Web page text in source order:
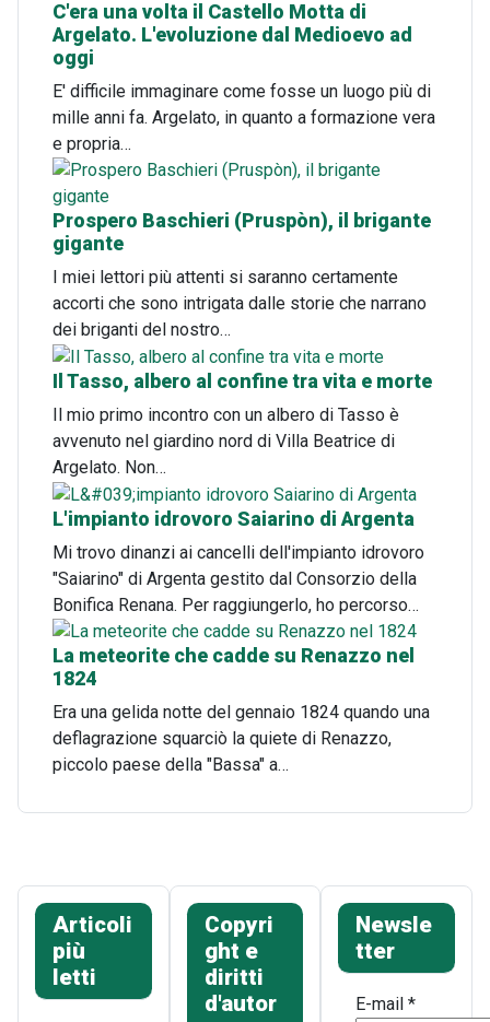
C'era una volta il Castello Motta di
Argelato. L'evoluzione dal Medioevo ad
oggi
E' difficile immaginare come fosse un luogo più di
mille anni fa. Argelato, in quanto a formazione vera
e propria…
Prospero Baschieri (Pruspòn), il brigante
gigante
I miei lettori più attenti si saranno certamente
accorti che sono intrigata dalle storie che narrano
dei briganti del nostro…
Il Tasso, albero al confine tra vita e morte
Il mio primo incontro con un albero di Tasso è
avvenuto nel giardino nord di Villa Beatrice di
Argelato. Non…
L'impianto idrovoro Saiarino di Argenta
Mi trovo dinanzi ai cancelli dell'impianto idrovoro
"Saiarino" di Argenta gestito dal Consorzio della
Bonifica Renana. Per raggiungerlo, ho percorso…
La meteorite che cadde su Renazzo nel
1824
Era una gelida notte del gennaio 1824 quando una
deflagrazione squarciò la quiete di Renazzo,
piccolo paese della "Bassa" a…
Articoli
più
letti
Copyri
ght e
diritti
d'autor
Newsle
tter
E-mail*